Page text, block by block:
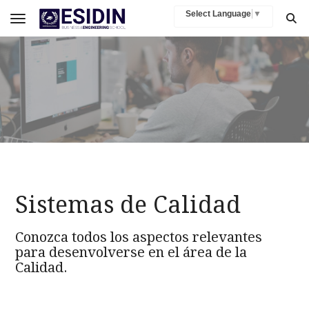
Select Language ▼
Toggle navigation
Sistemas de Calidad
Conozca todos los aspectos relevantes
para desenvolverse en el área de la
Calidad.